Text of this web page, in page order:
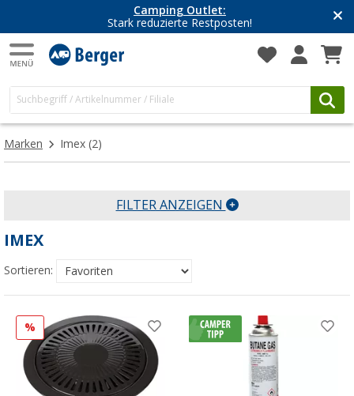
Camping Outlet:
Stark reduzierte Restposten!
Marken Imex (2)
FILTER ANZEIGEN
IMEX
Sortieren:
%